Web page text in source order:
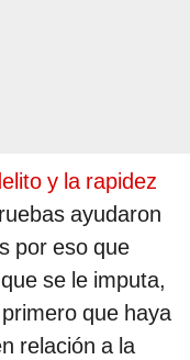
y la rapidez
ayudaron
por eso que
se le imputa,
que haya
relación a la